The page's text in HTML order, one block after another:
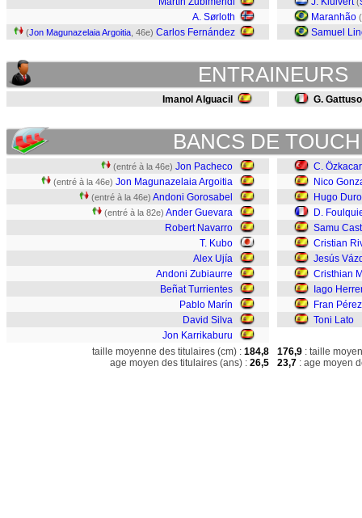
A. Sørloth
(Jon Magunazelaia Argoitia , 46e) Carlos Fernández
Maranhão (
Samuel
ENTRAINEURS
Imanol Alguacil G. Gattuso
BANCS DE
(entré à la 46e) Jon Pacheco
(entré à la 46e) Jon Magunazelaia Argoitia
(entré à la 46e) Andoni Gorosabel
(entré à la 82e) Ander Guevara
Robert Navarro
T. Kubo
Alex Ujía
Andoni Zubiaurre
Beñat Turrientes
Pablo Marín
David Silva
Jon Karrikaburu
C. Özkacar
Nico
Hugo Duro
D.
Samu
Cristian
Jesús
Cristhian
Iago
Fran Pérez
Toni Lato
taille moyenne des titulaires (cm) : 184,8
age moyen des titulaires (ans) : 26,5
176,9 : taille
23,7 : age moyen